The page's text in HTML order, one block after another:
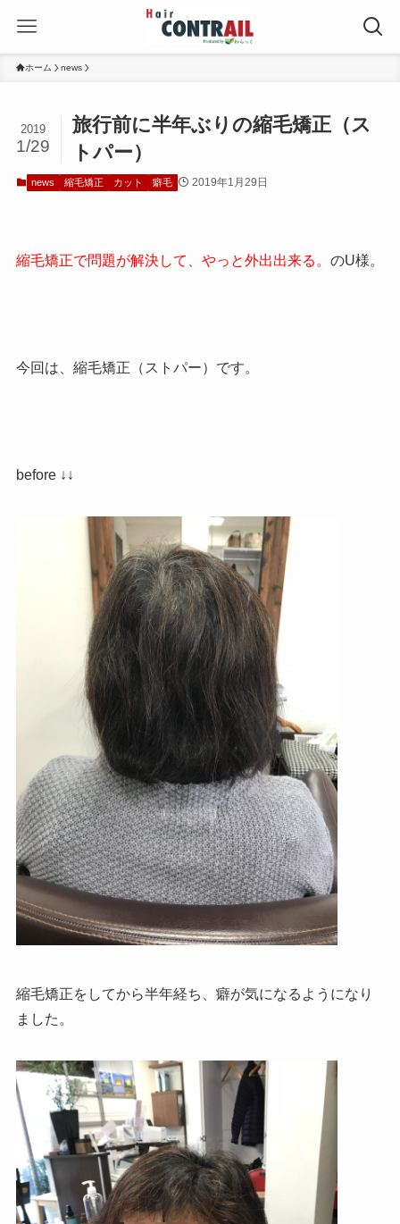
ホーム news
旅行前に半年ぶりの縮毛矯正（ス
トパー）
2019
1/29
news 縮毛矯正 カット 癖毛 2019年1月29日
縮毛矯正で問題が解決して、やっと外出出来る。 のU様。
今回は、縮毛矯正（ストパー）です。
before ↓↓
縮毛矯正をしてから半年経ち、癖が気になるようになり
ました。